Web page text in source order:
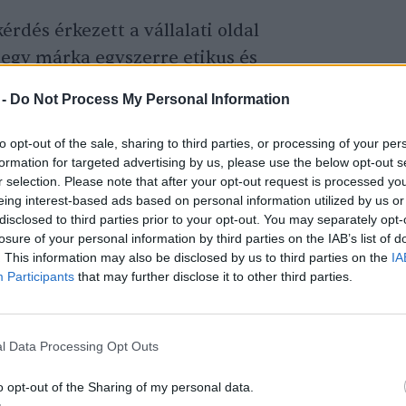
Do Not Process My Personal Information
opt-out of the sale, sharing to third parties, or processing of your
for targeted advertising by us, please use the below opt-out
selection. Please note that after your opt-out request is processed
interest-based ads based on personal information utilized by us
to third parties prior to your opt-out. You may separately
of your personal information by third parties on the IAB’s list of
This information may also be disclosed by us to third parties on the
Participants that may further disclose it to other third parties.
Data Processing Opt Outs
opt-out of the Sharing of my personal data.
érkezett a vállalati oldal
márka egyszerre etikus és
hogy egy vállalat valóban
visszatérő elem volt, hogy az
kulcsfontosságú a hitelesség
nem pusztán compliance-
is, különösen a felelős, tudatos
a vállalatoknak érdemes felhagyni az
törekvésével, és afenntarthatóságot
őszinte, transzparens kommunikáció
amikor a zöldrefestés helyett a